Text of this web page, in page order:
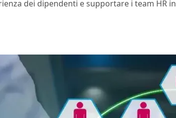
dei dipendenti e supportare i team HR